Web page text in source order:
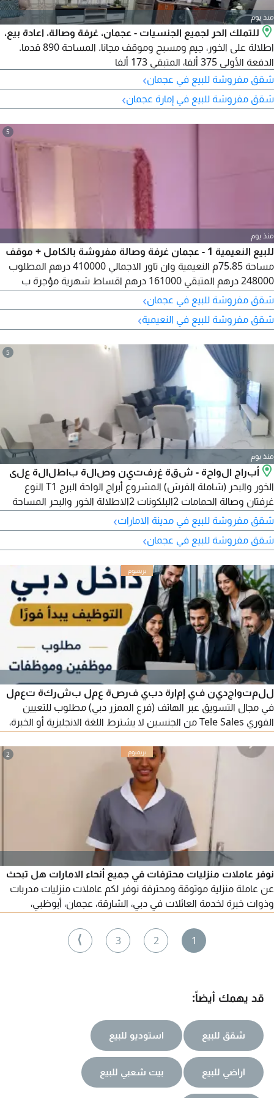
منذ يوم
للتملك الحر لجميع الجنسيات - عجمان، غرفة وصالة، اعادة بيع،
اطلالة على الخور، جيم ومسبح وموقف مجانا. المساحة 890 قدما.
الدفعة الأولى 375 ألفا، المتبقي 173 ألفا
شقق مفروشة للبيع في عجمان›
شقق مفروشة للبيع في إمارة عجمان›
5
منذ يوم
للبيع النعيمية 1 - عجمان غرفة وصالة مفروشة بالكامل + موقف
مساحة 75.85م النعيمية وان تاور الاجمالي 410000 درهم المطلوب
248000 درهم المتبقي 161000 درهم اقساط شهرية مؤجرة ب
4500 درهم شهريا تمليك 100% لجميع الجنسيات استلام فوري
فرصة سكن واستثمار لا تفوت
شقق مفروشة للبيع في عجمان›
شقق مفروشة للبيع في النعيمية›
5
منذ يوم
أبراج الواحة - شقة غرفتين وصالة باطلالة على
الخور والبحر (شاملة الفرش) المشروع أبراج الواحة البرج T1 النوع
غرفتان وصالة الحمامات 2البلكونات 2الاطلالة الخور والبحر المساحة
1538.56 قدم الحالة شاملة الفرش المرافق موقف سيارة مسبح صالة
رياضية (جيم) تفاصيل السداد اجمالي السعر 767641.86القسط
الشهري 8681اجمالي المبلغ المدفوع 455070المبلغ المتبقي 312579
شقق مفروشة للبيع في مدينة الامارات›
شقق مفروشة للبيع في عجمان›
للمتواجدين في إمارة دبي فرصة عمل بشركة تعمل
في مجال التسويق عبر الهاتف (فرع الممزر دبي) مطلوب للتعيين
الفوري Tele Sales من الجنسين لا يشترط اللغة الانجليزية أو الخبرة،
السيرة الذاتية عبر الواتساب وسنقوم بتحديد موعد المقابلة ملاحظة
لسنا مكتب توظيف
2
نوفر عاملات منزليات محترفات في جميع أنحاء الامارات هل تبحث
عن عاملة منزلية موثوقة ومحترفة نوفر لكم عاملات منزليات مدربات
وذوات خبرة لخدمة العائلات في دبي، الشارقة، عجمان، أبوظبي،
الأعمال المنزلية نتميز بالأمانة، والاحترافية، والالتزام، مع الحرص على
راحة العملاء وجودة الخدمة. للاستفسار أو الحجز، لا تترددوا في
1
2
3
⟩
قد يهمك أيضاً:
شقق للبيع استوديو للبيع
اراضي للبيع بيت شعبي للبيع